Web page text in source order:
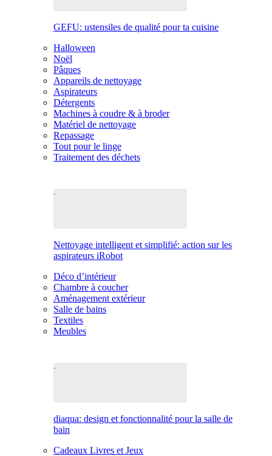
GEFU: ustensiles de qualité pour ta cuisine
Halloween
Noël
Pâques
Appareils de nettoyage
Aspirateurs
Détergents
Machines à coudre & à broder
Matériel de nettoyage
Repassage
Tout pour le linge
Traitement des déchets
Nettoyage intelligent et simplifié: action sur les
aspirateurs iRobot
Déco d’intérieur
Chambre à coucher
Aménagement extérieur
Salle de bains
Textiles
Meubles
diaqua: design et fonctionnalité pour la salle de
bain
Cadeaux Livres et Jeux